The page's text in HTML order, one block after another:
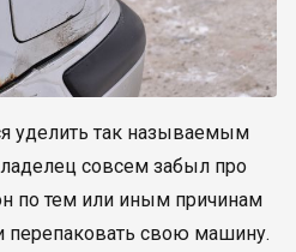
уделить так называемым
совсем забыл про
по тем или иным причинам
перепаковать свою машину.